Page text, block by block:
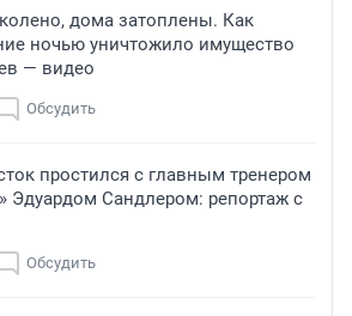
дома затоплены. Как
ночью уничтожило имущество
— видео
Обсудить
простился с главным тренером
Эдуардом Сандлером: репортаж с
Обсудить